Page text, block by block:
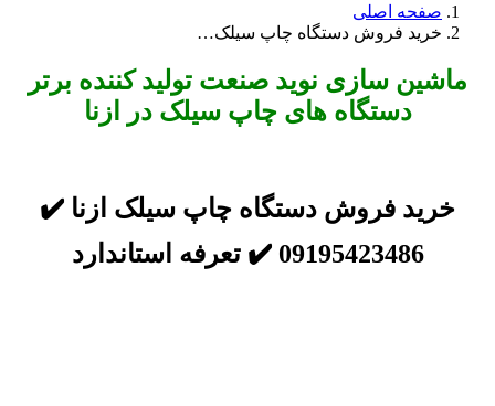
صفحه اصلی
خرید فروش دستگاه چاپ سیلک…
ماشین سازی نوید صنعت تولید کننده برتر
دستگاه های چاپ سیلک در ازنا
خرید فروش دستگاه چاپ سیلک ازنا ✔️
09195423486 ✔️ تعرفه استاندارد